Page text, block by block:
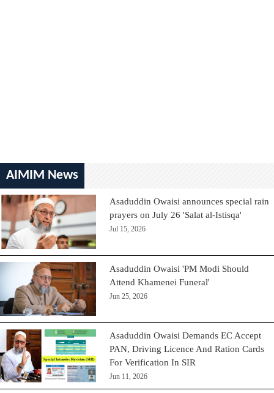
AIMIM News
Asaduddin Owaisi announces special rain
prayers on July 26 'Salat al-Istisqa'
Jul 15, 2026
Asaduddin Owaisi 'PM Modi Should
Attend Khamenei Funeral'
Jun 25, 2026
Asaduddin Owaisi Demands EC Accept
PAN, Driving Licence And Ration Cards
For Verification In SIR
Jun 11, 2026